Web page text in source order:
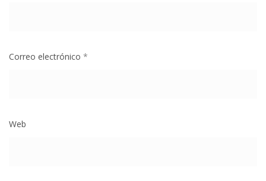
Correo electrónico *
Web